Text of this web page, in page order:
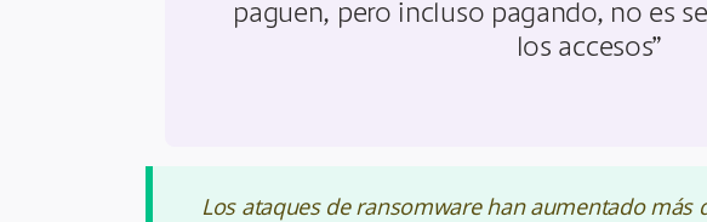
paguen, pero incluso pagando, no es
los accesos”
Los ataques de ransomware han aumentado más